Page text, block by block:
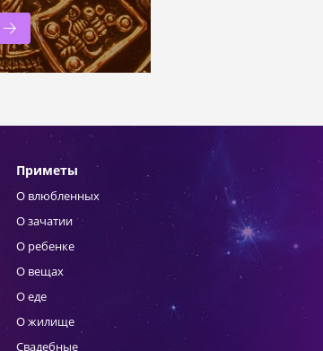
Приметы
О влюбленных
О зачатии
О ребенке
О вещах
О еде
О жилище
Свадебные